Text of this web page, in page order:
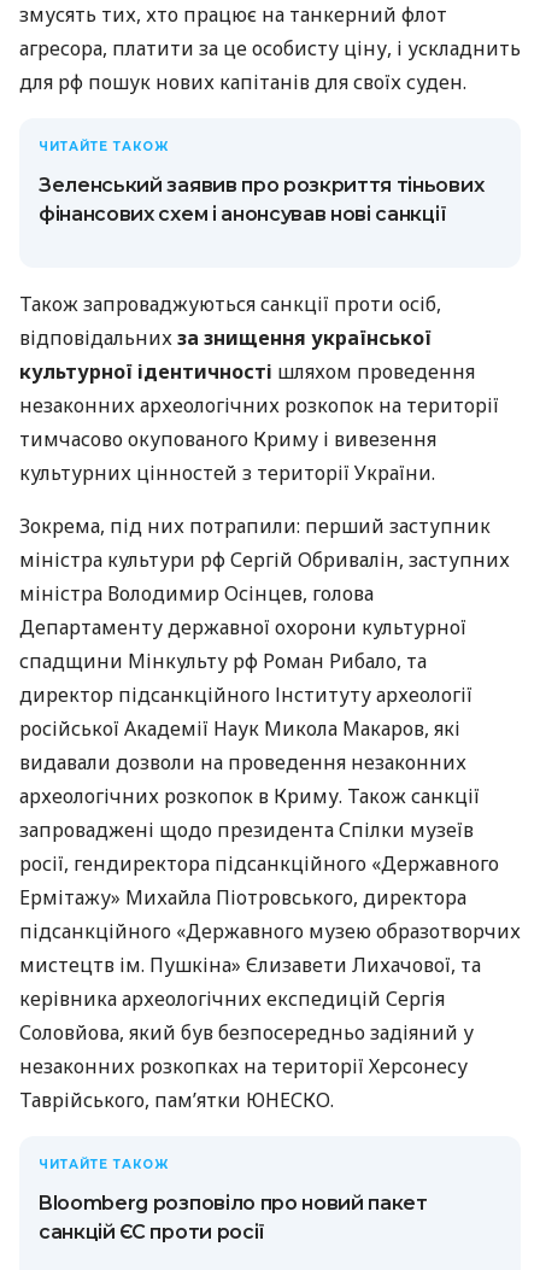
змусять тих, хто працює на танкерний флот
агресора, платити за це особисту ціну, і ускладнить
для рф пошук нових капітанів для своїх суден.
ЧИТАЙТЕ ТАКОЖ
Зеленський заявив про розкриття тіньових
фінансових схем і анонсував нові санкції
Також запроваджуються санкції проти осіб,
відповідальнихза знищення української
культурної ідентичності шляхом проведення
незаконних археологічних розкопок на території
тимчасово окупованого Криму і вивезення
культурних цінностей з території України.
Зокрема, під них потрапили: перший заступник
міністра культури рф Сергій Обривалін, заступних
міністра Володимир Осінцев, голова
Департаменту державної охорони культурної
спадщини Мінкульту рф Роман Рибало, та
директор підсанкційного Інституту археології
російської Академії Наук Микола Макаров, які
видавали дозволи на проведення незаконних
археологічних розкопок в Криму. Також санкції
запроваджені щодо президента Спілки музеїв
росії, гендиректора підсанкційного «Державного
Ермітажу» Михайла Піотровського, директора
підсанкційного «Державного музею образотворчих
мистецтв ім. Пушкіна» Єлизавети Лихачової, та
керівника археологічних експедицій Сергія
Соловйова, який був безпосередньо задіяний у
незаконних розкопках на території Херсонесу
Таврійського, пам’ятки ЮНЕСКО.
ЧИТАЙТЕ ТАКОЖ
Bloomberg розповіло про новий пакет
санкцій ЄС проти росії